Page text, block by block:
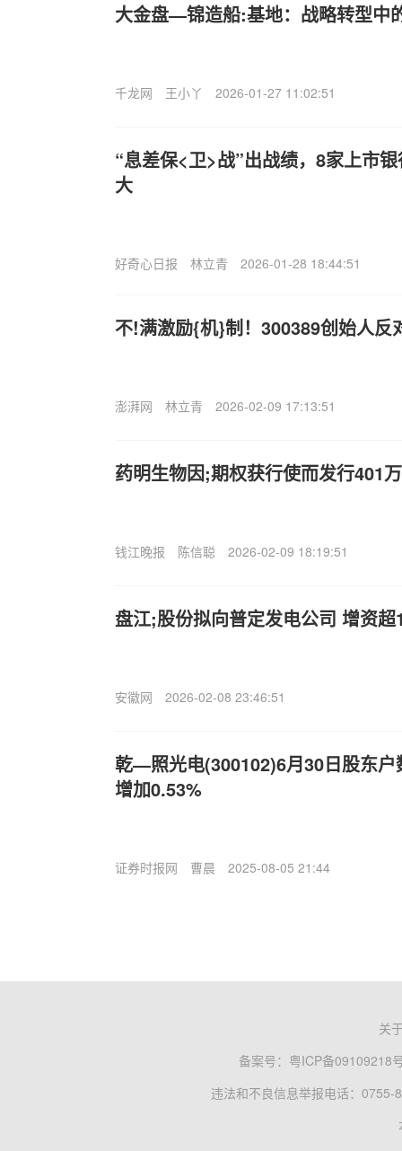
大金盘—锦造船:基地：战略转型中
千龙网 王小丫 2026-01-27 11:02:51
“息差保<卫>战”出战绩，8家上市
大
好奇心日报 林立青 2026-01-28 18:44:51
不!满激励{机}制！300389创始人反
澎湃网 林立青 2026-02-09 17:13:51
药明生物因;期权获行使而发行401
钱江晚报 陈信聪 2026-02-09 18:19:51
盘江;股份拟向普定发电公司 增资超
安徽网 2026-02-08 23:46:51
乾—照光电(300102)6月30日股东户
增加0.53%
证券时报网 曹晨 2025-08-05 21:44
关
备案号： 粤ICP备09109218
违法和不良信息举报电话：0755-